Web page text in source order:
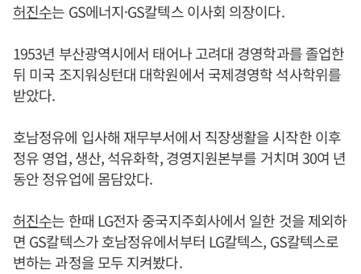
허진수는 GS에너지·GS칼텍스 이사회 의장이다.
1953년 부산광역시에서 태어나 고려대 경영학과를 졸업한
뒤 미국 조지워싱턴대 대학원에서 국제경영학 석사학위를
받았다.
호남정유에 입사해 재무부서에서 직장생활을 시작한 이후
정유 영업, 생산, 석유화학, 경영지원본부를 거치며 30여 년
동안 정유업에 몸담았다.
허진수는 한때 LG전자 중국지주회사에서 일한 것을 제외하
면 GS칼텍스가 호남정유에서부터 LG칼텍스, GS칼텍스로
변하는 과정을 모두 지켜봤다.